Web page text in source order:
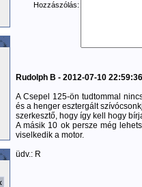
Hozzászólás:
Rudolph B - 2012-07-10 22:59:36
A Csepel 125-ön tudtommal
és a henger esztergált
szerkesztő, hogy így kell hogy
A másik 10 ok persze még
viselkedik a motor.
üdv.: R